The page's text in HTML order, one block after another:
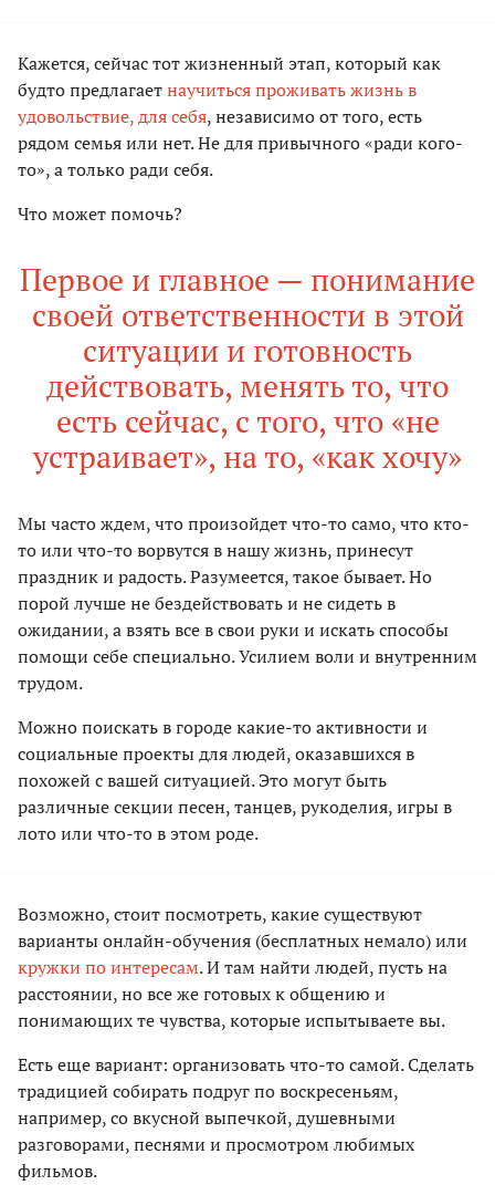
Кажется, сейчас тот жизненный этап, который как
будто предлагаетнаучиться проживать жизнь в
удовольствие, для себя, независимо от того, есть
рядом семья или нет. Не для привычного «ради кого-
то», а только ради себя.
Что может помочь?
Первое и главное — понимание
своей ответственности в этой
ситуации и готовность
действовать, менять то, что
есть сейчас, с того, что «не
устраивает», на то, «как хочу»
Мы часто ждем, что произойдет что-то само, что кто-
то или что-то ворвутся в нашу жизнь, принесут
праздник и радость. Разумеется, такое бывает. Но
порой лучше не бездействовать и не сидеть в
ожидании, а взять все в свои руки и искать способы
помощи себе специально. Усилием воли и внутренним
трудом.
Можно поискать в городе какие-то активности и
социальные проекты для людей, оказавшихся в
похожей с вашей ситуацией. Это могут быть
различные секции песен, танцев, рукоделия, игры в
лото или что-то в этом роде.
Возможно, стоит посмотреть, какие существуют
варианты онлайн-обучения (бесплатных немало) или
кружки по интересам. И там найти людей, пусть на
расстоянии, но все же готовых к общению и
понимающих те чувства, которые испытываете вы.
Есть еще вариант: организовать что-то самой. Сделать
традицией собирать подруг по воскресеньям,
например, со вкусной выпечкой, душевными
разговорами, песнями и просмотром любимых
фильмов.